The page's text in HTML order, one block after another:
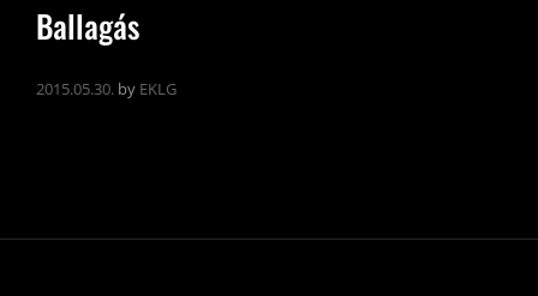
Ballagás
2015.05.30. by EKLG